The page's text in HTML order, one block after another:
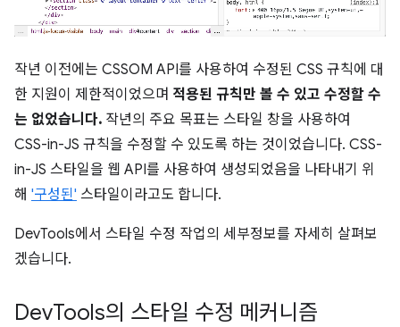
작년 이전에는 CSSOM API를 사용하여 수정된 CSS 규칙에 대
한 지원이 제한적이었으며 적용된 규칙만 볼 수 있고 수정할 수
는 없었습니다. 작년의 주요 목표는 스타일 창을 사용하여
CSS-in-JS 규칙을 수정할 수 있도록 하는 것이었습니다. CSS-
in-JS 스타일을 웹 API를 사용하여 생성되었음을 나타내기 위
해 '구성된' 스타일이라고도 합니다.
DevTools에서 스타일 수정 작업의 세부정보를 자세히 살펴보
겠습니다.
DevTools의 스타일 수정 메커니즘